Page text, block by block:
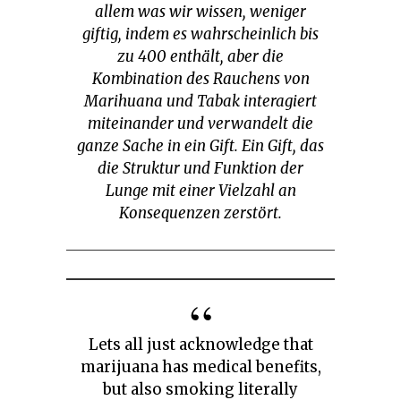
allem was wir wissen, weniger
giftig, indem es wahrscheinlich bis
zu 400 enthält, aber die
Kombination des Rauchens von
Marihuana und Tabak interagiert
miteinander und verwandelt die
ganze Sache in ein Gift. Ein Gift, das
die Struktur und Funktion der
Lunge mit einer Vielzahl an
Konsequenzen zerstört.
Lets all just acknowledge that
marijuana has medical benefits,
but also smoking literally